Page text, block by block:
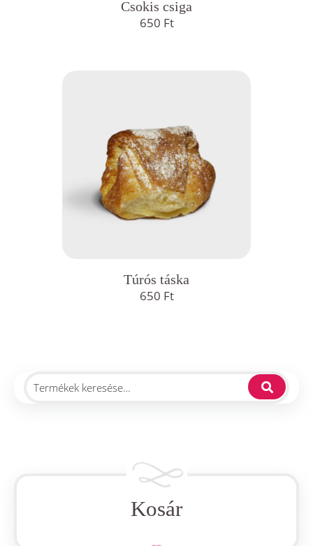
Kosár
Csokis csiga
650 Ft
Túrós táska
650 Ft